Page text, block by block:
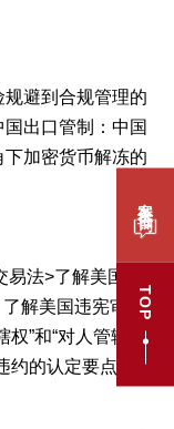
TOP
规避到合规管理的
出口管制：中国
加密货币解冻的
法>了解美国证
解美国违宪审
”和“对人管辖
的认定要点与